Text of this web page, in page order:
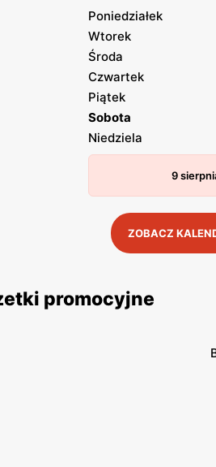
Poniedziałek
Wtorek
Środa
Czwartek
Piątek
Sobota
Niedziela
9
ZOBACZ
promocyjne